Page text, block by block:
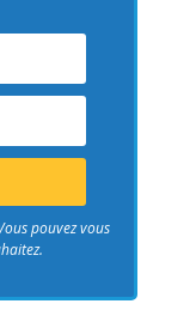
pouvez vous